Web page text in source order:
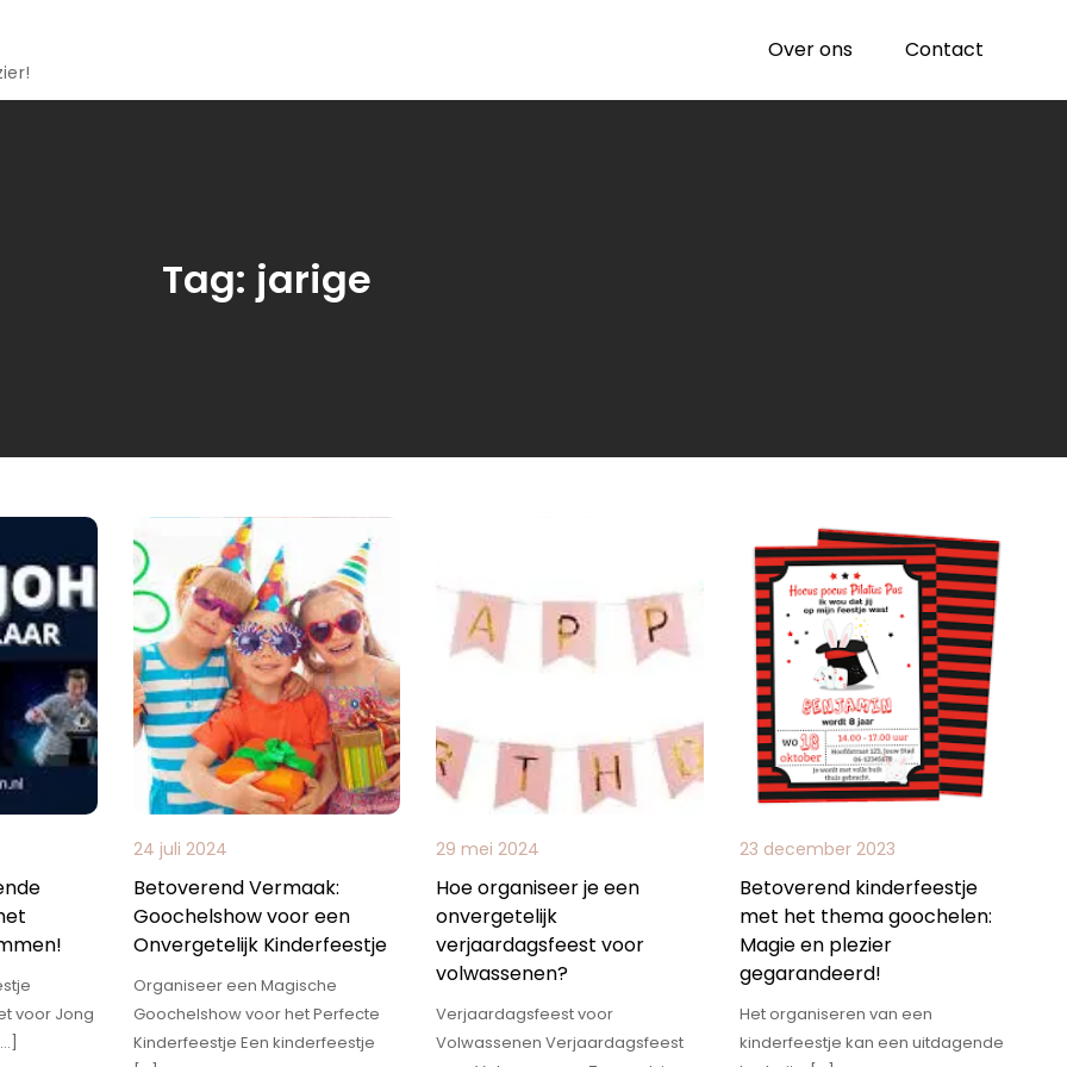
Over ons Contact
Tag: jarige
voor Jong
24 juli 2024
Betoverend Vermaak:
Goochelshow voor een
Onvergetelijk Kinderfeestje
Organiseer een Magische
Goochelshow voor het Perfecte
Kinderfeestje Een kinderfeestje
29 mei 2024
Hoe organiseer je een
onvergetelijk
verjaardagsfeest voor
volwassenen?
Verjaardagsfeest voor
Volwassenen Verjaardagsfeest
23 december 2023
Betoverend kinderfeestje
met het thema goochelen:
Magie en plezier
gegarandeerd!
Het organiseren van een
kinderfeestje kan een uitdagende